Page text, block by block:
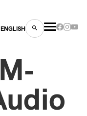
ENGLISH